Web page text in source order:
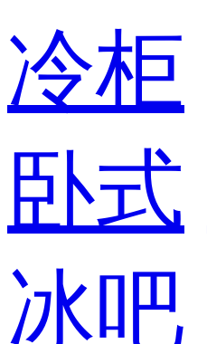
冷柜
卧式
冰吧